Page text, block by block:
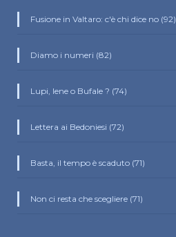
Fusione in Valtaro: c'è chi dice no (92)
Diamo i numeri (82)
Lupi, Iene o Bufale ? (74)
Lettera ai Bedoniesi (72)
Basta, il tempo è scaduto (71)
Non ci resta che scegliere (71)